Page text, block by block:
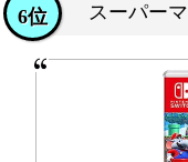
スーパー
6位